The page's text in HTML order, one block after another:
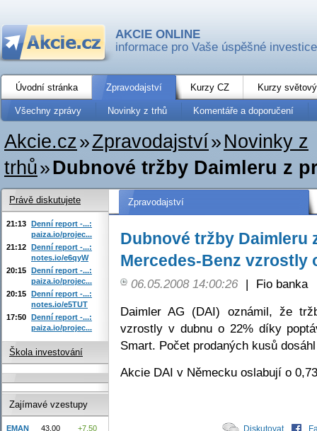
AKCIE ONLINE
informace pro Vaše úspěšné investice
Úvodní stránka Zpravodajství Kurzy CZ Kurzy
Všechny zprávy Novinky z trhů Komentáře a doporučení
Akcie.cz»Zpravodajství» Novinky z
trhů»Dubnové tržby Daimleru z
Zpravodajství
Dubnové tržby Daimleru
Mercedes-Benz vzrostly
06.05.2008 14:00:26 |
Fio banka
Daimler AG (DAI) oznámil, že
vzrostly v dubnu o 22% díky
Smart. Počet prodaných kusů
Akcie DAI v Německu oslabují o
Právě diskutujete
21:13 Denní report -...:
paiza.io/projec...
21:12 Denní report -...:
notes.io/e6qyW
20:15 Denní report -...:
paiza.io/projec...
20:15 Denní report -...:
notes.io/e5TUT
17:50 Denní report -...:
paiza.io/projec...
Škola investování
Zajímavé vzestupy
EMAN 43,00
+7,50